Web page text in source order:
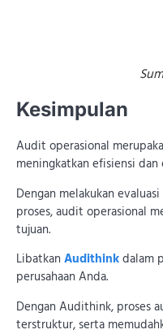
Kesimpulan
Audit operasional
meningkatkan efisiensi
Dengan melakukan
proses, audit operasional
tujuan.
Libatkan Audithinkdalam
perusahaan Anda.
Dengan Audithink, proses
terstruktur, serta